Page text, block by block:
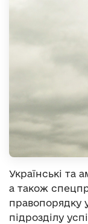
Українські та
а також
правопорядку
підрозділу